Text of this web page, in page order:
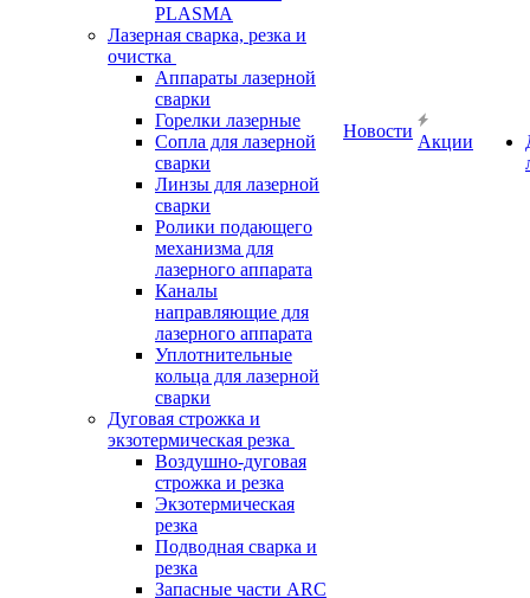
PLASMA
Лазерная сварка, резка и
очистка
Аппараты лазерной
сварки
Горелки лазерные
Сопла для лазерной
сварки
Линзы для лазерной
сварки
Ролики подающего
механизма для
лазерного аппарата
Каналы
направляющие для
лазерного аппарата
Уплотнительные
кольца для лазерной
сварки
Дуговая строжка и
экзотермическая резка
Воздушно-дуговая
строжка и резка
Экзотермическая
резка
Подводная сварка и
резка
Запасные части ARC
Новости
Акции